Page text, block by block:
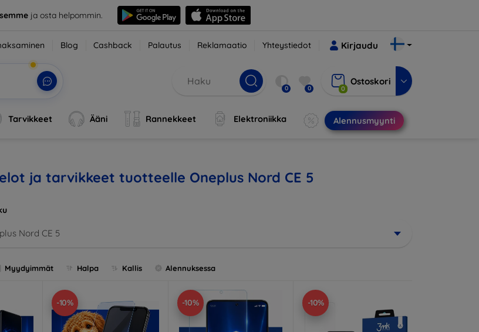
ja osta helpommin.
Blog Cashback Palautus Reklamaatio Yhteystiedot Kirjaudu
0 0 0
Ostoskori
Tarvikkeet Ääni Rannekkeet Elektroniikka Alennusmyynti
ja tarvikkeet tuotteelle Oneplus Nord CE 5
Nord CE 5
Myydyimmät Halpa Kallis Alennuksessa
-10% -10% -10%